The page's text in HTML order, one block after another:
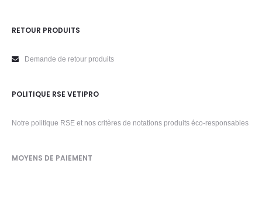
RETOUR PRODUITS
Demande de retour produits
POLITIQUE RSE VETIPRO
Notre politique RSE et nos critères de notations produits éco-responsables
MOYENS DE PAIEMENT